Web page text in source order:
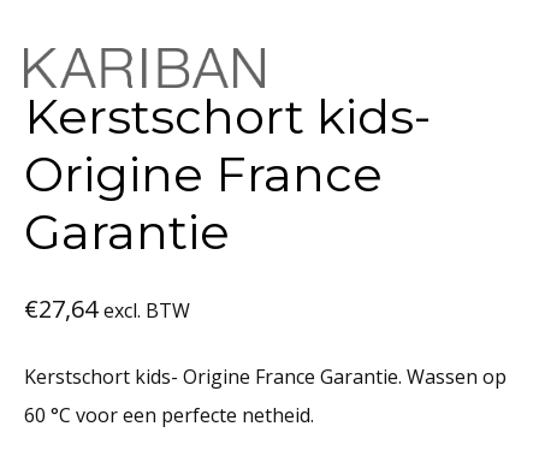
Kerstschort kids-
Origine France
Garantie
€27,64 excl. BTW
Kerstschort kids- Origine France Garantie. Wassen op
60 °C voor een perfecte netheid.